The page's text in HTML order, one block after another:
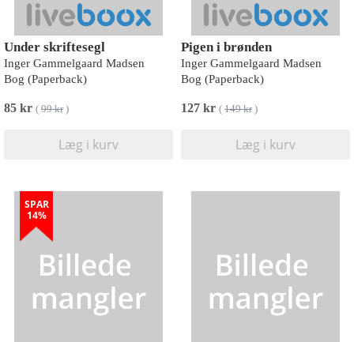
Under skriftesegl
Inger Gammelgaard Madsen
Bog (Paperback)
85 kr ( 99 kr)
Læg i kurv
Pigen i brønden
Inger Gammelgaard Madsen
Bog (Paperback)
127 kr ( 149 kr)
Læg i kurv
SPAR
14%